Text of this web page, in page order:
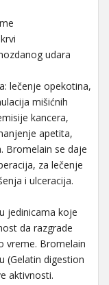
udara
lečenje opekotina,
mišićnih
kancera,
apetita,
Bromelain se daje
za lečenje
i ulceracija.
jedinicama koje
da razgrade
vreme. Bromelain
(Gelatin digestion
aktivnosti.